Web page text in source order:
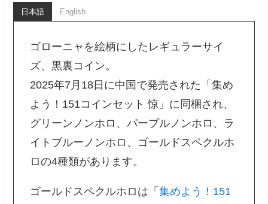
日本語 English
ゴローニャを絵柄にしたレギュラーサイ
ズ、黒裏コイン。
2025年7月18日に中国で発売された「集め
よう！151コインセット 惊」に同梱され、
グリーンノンホロ、パープルノンホロ、ラ
イトブルーノンホロ、ゴールドスペクルホ
ロの4種類があります。
ゴールドスペクルホロは「集めよう！151